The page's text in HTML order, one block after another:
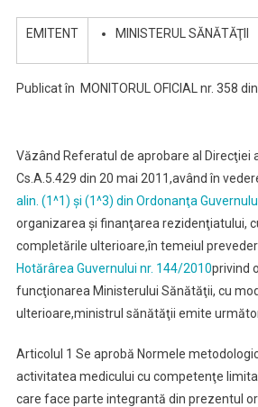
EMITENT MINISTERUL SĂNĂTĂŢII
Publicat în MONITORUL OFICIAL nr. 358
Văzând Referatul de aprobare al Direcţiei
Cs.A.5.429 din 20 mai 2011,având în
alin. (1^1) şi (1^3) din Ordonanţa
organizarea şi finanţarea rezidenţiatului,
completările ulterioare,în temeiul
Hotărârea Guvernului nr. 144/2010privind
funcţionarea Ministerului Sănătăţii, cu
ulterioare,ministrul sănătăţii emite
Articolul 1 Se aprobă Normele
activitatea medicului cu competenţe
care face parte integrantă din prezentul